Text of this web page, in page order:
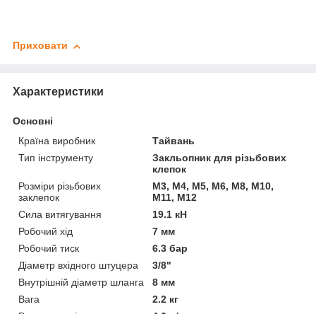
Приховати
Характеристики
Основні
Країна виробник
Тайвань
Тип інструменту
Закльопник для різьбових
клепок
Розміри різьбових
заклепок
M3, M4, M5, M6, M8, M10,
M11, M12
Сила витягування
19.1 кН
Робочий хід
7 мм
Робочий тиск
6.3 бар
Діаметр вхідного штуцера
3/8"
Внутрішній діаметр шланга
8 мм
Вага
2.2 кг